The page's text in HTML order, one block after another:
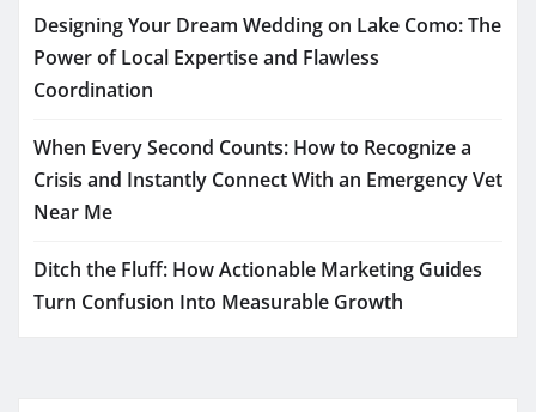
Designing Your Dream Wedding on Lake Como: The
Power of Local Expertise and Flawless
Coordination
When Every Second Counts: How to Recognize a
Crisis and Instantly Connect With an Emergency Vet
Near Me
Ditch the Fluff: How Actionable Marketing Guides
Turn Confusion Into Measurable Growth